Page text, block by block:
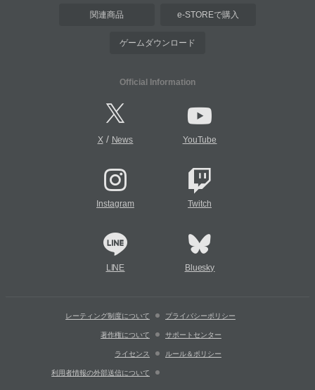
関連商品 e-STOREで購入
ゲームダウンロード
Official Information
X/ News YouTube
Instagram Twitch
LINE Bluesky
レーティング制度について プライバシーポリシー
著作権について サポートセンター
ライセンス ルール＆ポリシー
利用者情報の外部送信について